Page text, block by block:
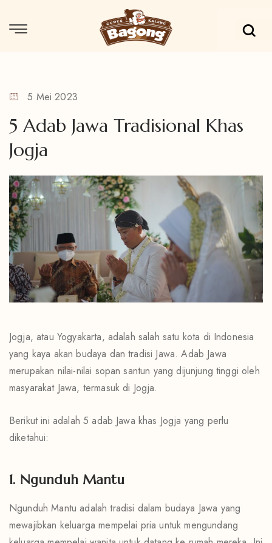
5 Mei 2023
5 Adab Jawa Tradisional Khas
Jogja
Jogja, atau Yogyakarta, adalah salah satu kota di Indonesia
yang kaya akan budaya dan tradisi Jawa. Adab Jawa
merupakan nilai-nilai sopan santun yang dijunjung tinggi oleh
masyarakat Jawa, termasuk di Jogja.
Berikut ini adalah 5 adab Jawa khas Jogja yang perlu
diketahui:
1. Ngunduh Mantu
Ngunduh Mantu adalah tradisi dalam budaya Jawa yang
mewajibkan keluarga mempelai pria untuk mengundang